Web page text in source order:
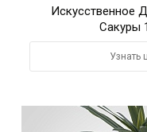
Искусственное
Сакуры
Узнать